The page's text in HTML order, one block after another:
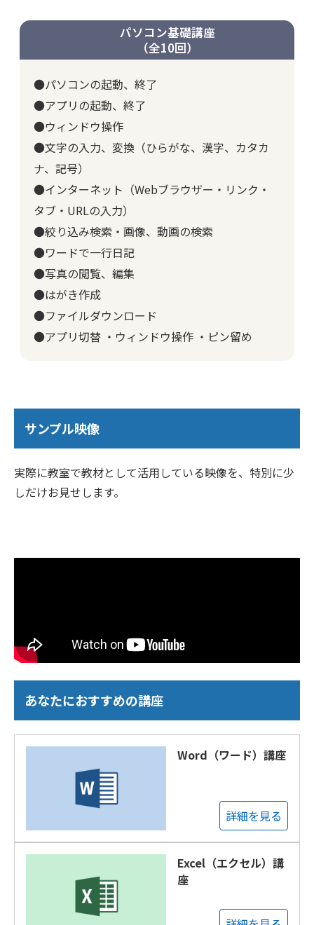
パソコン基礎講座
（全10回）
●パソコンの起動、終了
●アプリの起動、終了
●ウィンドウ操作
●文字の入力、変換（ひらがな、漢字、カタカ
ナ、記号）
●インターネット（Webブラウザー・リンク・
タブ・URLの入力）
●絞り込み検索・画像、動画の検索
●ワードで一行日記
●写真の閲覧、編集
●はがき作成
●ファイルダウンロード
●アプリ切替 ・ウィンドウ操作 ・ピン留め
サンプル映像
実際に教室で教材として活用している映像を、特別に少
しだけお見せします。
あなたにおすすめの講座
Word（ワード）講座
詳細を見る
Excel（エクセル）講
座